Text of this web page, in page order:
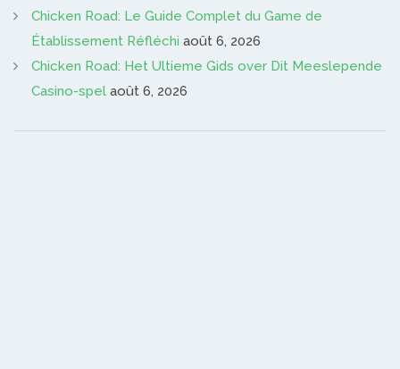
Chicken Road: Le Guide Complet du Game de
Établissement Réfléchi août 6, 2026
Chicken Road: Het Ultieme Gids over Dit Meeslepende
Casino-spel août 6, 2026